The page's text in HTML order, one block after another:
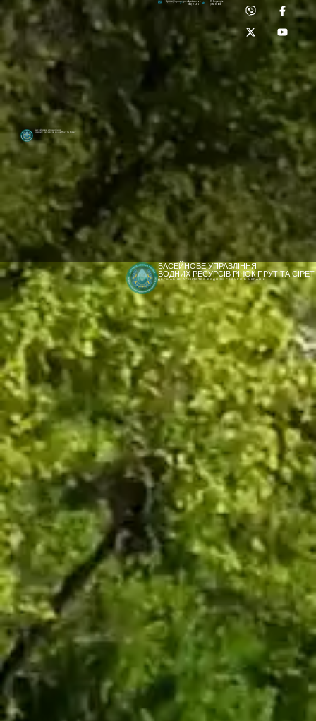
[newyear_garland]
Басейнове управління
водних ресурсів річок Прут та Сірет
Лабораторія:
(0372) 53-92-00
dpbuvr@dpbuvr.gov.uaПриймальня:
(0372) 51-14-56
БАСЕЙНОВЕ УПРАВЛІННЯ
ВОДНИХ РЕСУРСІВ РІЧОК ПРУТ ТА СІРЕТ
ДЕРЖАВНЕ АГЕНТСТВО ВОДНИХ РЕСУРСІВ УКРАЇНИ